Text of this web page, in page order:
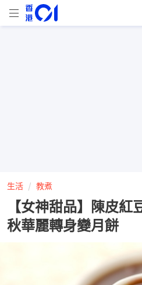
生活 教煮
【女神甜品】陳皮
秋華麗轉身變月餅